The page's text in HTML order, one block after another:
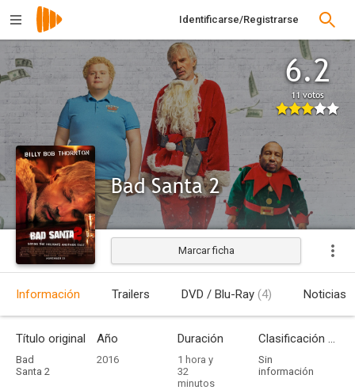
Identificarse/Registrarse
6.2
11 votos
Bad Santa 2
Estrenada
Marcar ficha
Información Trailers DVD / Blu-Ray (4) Noticias
Título original
Bad
Santa 2
Año
2016
Duración
1 hora y
32
minutos
Clasificación por edades
Sin
información